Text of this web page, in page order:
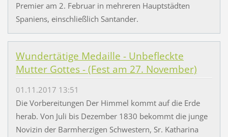
Premier am 2. Februar in mehreren Hauptstädten
Spaniens, einschließlich Santander.
Wundertätige Medaille - Unbefleckte
Mutter Gottes - (Fest am 27. November)
01.11.2017 13:51
Die Vorbereitungen Der Himmel kommt auf die Erde
herab. Von Juli bis Dezember 1830 bekommt die junge
Novizin der Barmherzigen Schwestern, Sr. Katharina